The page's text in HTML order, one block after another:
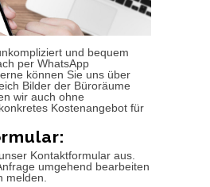
und bequem
per WhatsApp
können Sie uns über
Bilder der Büroräume
wir auch ohne
Kostenangebot für
Kontaktformular aus.
umgehend bearbeiten
melden.